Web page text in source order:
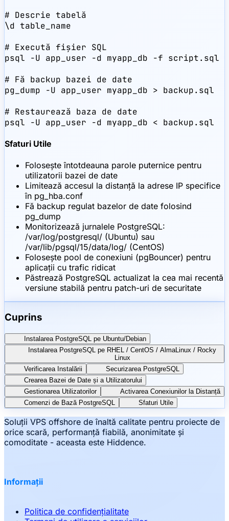
# Descrie tabelă
\d table_name
# Execută fișier SQL
psql -U app_user -d myapp_db -f script.sql
# Fă backup bazei de date
pg_dump -U app_user myapp_db > backup.sql
# Restaurează baza de date
psql -U app_user -d myapp_db < backup.sql
Sfaturi Utile
Folosește întotdeauna parole puternice pentru
utilizatorii bazei de date
Limitează accesul la distanță la adrese IP specifice
în pg_hba.conf
Fă backup regulat bazelor de date folosind
pg_dump
Monitorizează jurnalele PostgreSQL:
/var/log/postgresql/ (Ubuntu) sau
/var/lib/pgsql/15/data/log/ (CentOS)
Folosește pool de conexiuni (pgBouncer) pentru
aplicații cu trafic ridicat
Păstrează PostgreSQL actualizat la cea mai recentă
versiune stabilă pentru patch-uri de securitate
Cuprins
Instalarea PostgreSQL pe Ubuntu/Debian
Instalarea PostgreSQL pe RHEL / CentOS / AlmaLinux / Rocky
Linux
Verificarea Instalării
Securizarea PostgreSQL
Crearea Bazei de Date și a Utilizatorului
Gestionarea Utilizatorilor
Activarea Conexiunilor la Distanță
Comenzi de Bază PostgreSQL
Sfaturi Utile
Soluții VPS offshore de înaltă calitate pentru proiecte de
orice scară, performanță fiabilă, anonimitate și
comoditate - aceasta este Hiddence.
Informații
Politica de confidențialitate